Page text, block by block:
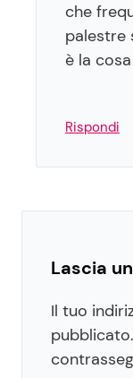
che
palestre
è la
Rispondi
Lascia
Il tuo
pubblicato.